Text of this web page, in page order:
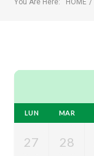
You Are Here: HOME /
LUN MAR
27 28